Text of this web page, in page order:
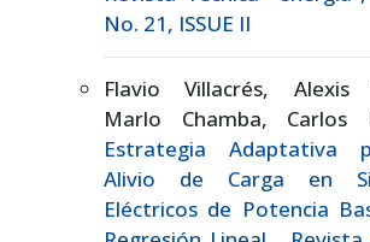
No. 21, ISSUE II
Flavio Villacrés, Alexis
Marlo Chamba, Carlos
Estrategia Adaptativa
Alivio de Carga en
Eléctricos de Potencia